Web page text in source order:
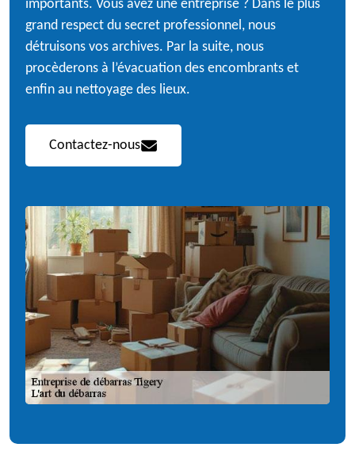
importants. Vous avez une entreprise ? Dans le plus
grand respect du secret professionnel, nous
détruisons vos archives. Par la suite, nous
procèderons à l’évacuation des encombrants et
enfin au nettoyage des lieux.
Contactez-nous